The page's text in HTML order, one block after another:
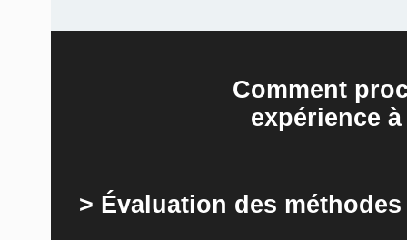
Comment
expérience
> Évaluation des